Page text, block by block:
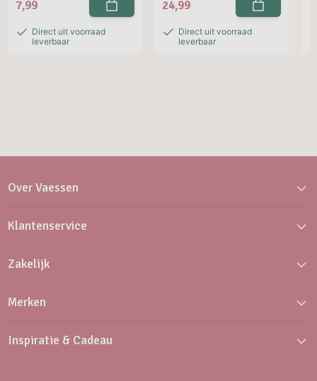
7,99
Direct uit voorraad
leverbaar
24,99
Direct uit voorraad
leverbaar
Over Vaessen
Klantenservice
Zakelijk
Merken
Inspiratie & Cadeau